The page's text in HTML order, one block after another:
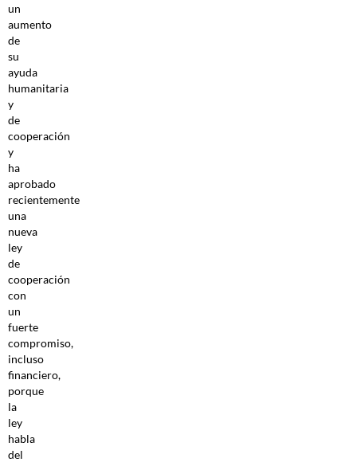
un
aumento
de
su
ayuda
humanitaria
y
de
cooperación
y
ha
aprobado
recientemente
una
nueva
ley
de
cooperación
con
un
fuerte
compromiso,
incluso
financiero,
porque
la
ley
habla
del